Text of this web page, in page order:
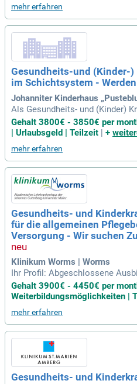
mehr erfahren
Gesundheits-und (Kinder-
im Schichtsystem -
Johanniter Kinderhaus
Als Gesundheits- und (Kinder)
hnen die Möglichkeit, Ihre
eitsumfeld zu leben. Werden
ams und profitieren Sie von
m malerischen Kurort Burg
itende mit einer
heits- und Kinderkrankenpflege
lungsvermögen. Fort- und
Wir unterstützen Ihre
ensiv- und Palliativpflege.
iebliche Altersvorsorge und ein
Verstärken Sie unser Team
r Pflege mit uns!
Gehalt 3800€ - 3850€ per
| Urlaubsgeld | Teilzeit | +
mehr erfahren
Gesundheits- und
für die allgemeinen
Versorgung - Wir suchen
Klinikum Worms | Worms
Ihr Profil: Abgeschlossene
- und Krankenpfleger:in/
ssenheit und Teamfähigkeit;
nz; Identifikation mit den Zielen
ert und verantwortungsbewusst
Gehalt 3900€ - 4450€ per
Weiterbildungsmöglichkeiten |
mehr erfahren
Gesundheits- und